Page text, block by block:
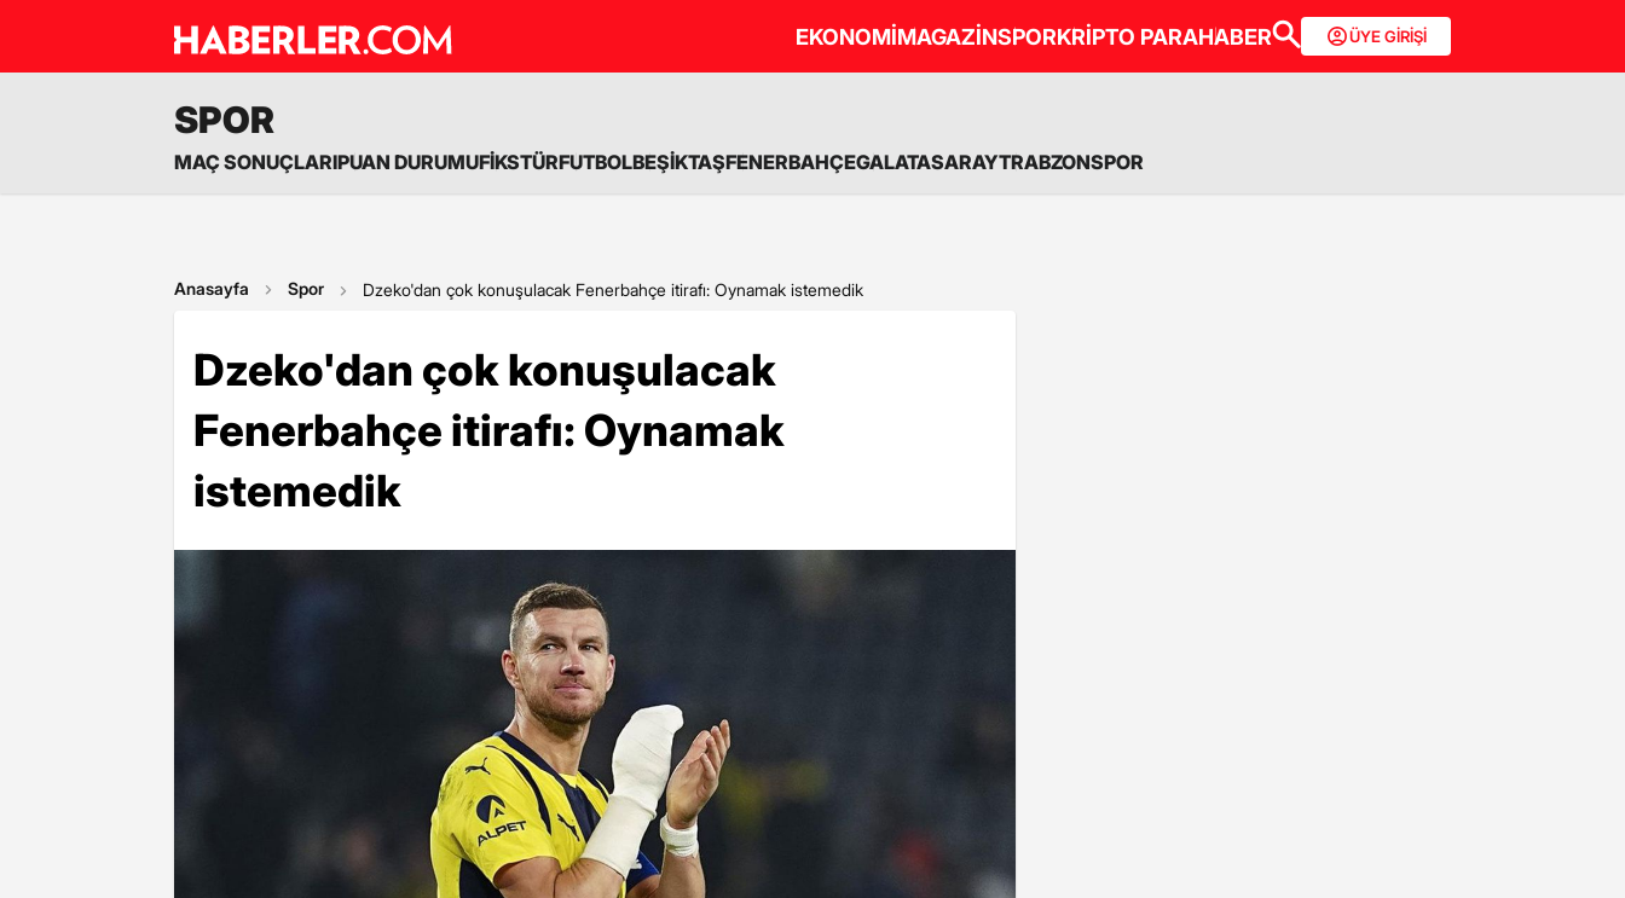
EKONOMİMAGAZİNSPORKRİPTO PARAHABER ÜYE GİRİŞİ
SPOR
MAÇ SONUÇLARIPUAN DURUMUFİKSTÜRFUTBOLBEŞİKTAŞFENERBAHÇEGALATASARAYTRABZONSPOR
Anasayfa Spor Dzeko'dan çok konuşulacak Fenerbahçe itirafı: Oynamak istemedik
Dzeko'dan çok konuşulacak
Fenerbahçe itirafı: Oynamak
istemedik